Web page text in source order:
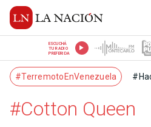
ESCUCHÁ
TU RADIO
PREFERIDA
#TerremotoEnVenezuela
#Cotton Queen